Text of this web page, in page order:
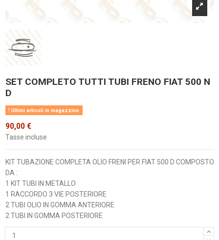
SET COMPLETO TUTTI TUBI FRENO FIAT 500 N
D
Ultimi articoli in magazzino
90,00 €
Tasse incluse
KIT TUBAZIONE COMPLETA OLIO FRENI PER FIAT 500 D COMPOSTO
DA :
1 KIT TUBI IN METALLO
1 RACCORDO 3 VIE POSTERIORE
2 TUBI OLIO IN GOMMA ANTERIORE
2 TUBI IN GOMMA POSTERIORE